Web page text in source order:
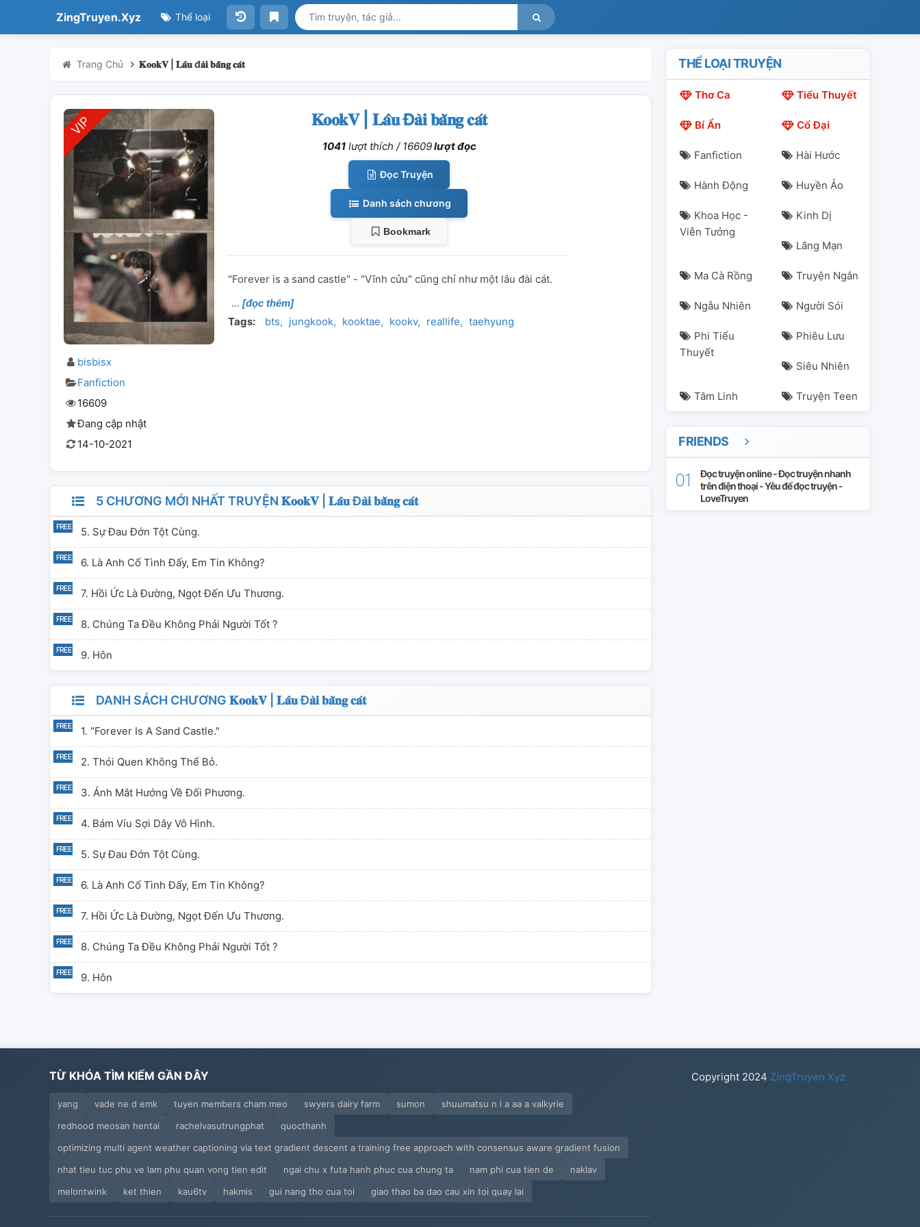
ZingTruyen.Xyz Thể loại
Trang Chủ 𝐊𝐨𝐨𝐤𝐕 | 𝐋𝐚̂𝐮 đ𝐚̀𝐢 𝐛𝐚̆̀𝐧𝐠 𝐜𝐚́𝐭
bisbisx
Fanfiction
16609
Đang cập nhật
14-10-2021
𝐊𝐨𝐨𝐤𝐕 | 𝐋𝐚̂𝐮 Đ𝐚̀𝐢 𝐛𝐚̆̀𝐧𝐠 𝐜𝐚́𝐭
1041lượt thích / 16609lượt đọc
Đọc Truyện
Danh sách chương
Bookmark
"Forever is a sand castle" - "Vĩnh cửu" cũng chỉ như một lâu đài cát.
[đọc thêm]
Tags: bts jungkook kooktae kookv reallife taehyung
5 CHƯƠNG MỚI NHẤT TRUYỆN 𝐊𝐨𝐨𝐤𝐕 | 𝐋𝐚̂𝐮 Đ𝐚̀𝐢 𝐛𝐚̆̀𝐧𝐠 𝐜𝐚́𝐭
5. Sự Đau Đớn Tột Cùng.
6. Là Anh Cố Tình Đấy, Em Tin Không?
7. Hồi Ức Là Đường, Ngọt Đến Ưu Thương.
8. Chúng Ta Đều Không Phải Người Tốt ?
9. Hôn
DANH SÁCH CHƯƠNG 𝐊𝐨𝐨𝐤𝐕 | 𝐋𝐚̂𝐮 Đ𝐚̀𝐢 𝐛𝐚̆̀𝐧𝐠 𝐜𝐚́𝐭
1. "Forever Is A Sand Castle."
2. Thói Quen Không Thể Bỏ.
3. Ánh Mắt Hướng Về Đối Phương.
4. Bám Víu Sợi Dây Vô Hình.
5. Sự Đau Đớn Tột Cùng.
6. Là Anh Cố Tình Đấy, Em Tin Không?
7. Hồi Ức Là Đường, Ngọt Đến Ưu Thương.
8. Chúng Ta Đều Không Phải Người Tốt ?
9. Hôn
THỂ LOẠI TRUYỆN
Thơ Ca Tiểu Thuyết
Bí Ẩn Cổ Đại
Fanfiction Hài Hước
Hành Động Huyền Ảo
Khoa Học -
Viễn Tưởng
Kinh Dị
Lãng Mạn
Ma Cà Rồng Truyện Ngắn
Ngẫu Nhiên Người Sói
Phi Tiểu
Thuyết
Phiêu Lưu
Siêu Nhiên
Tâm Linh Truyện Teen
FRIENDS
Đọc truyện online - Đọc truyện nhanh
trên điện thoại - Yêu để đọc truyện -
LoveTruyen
TỪ KHÓA TÌM KIẾM GẦN ĐÂY
yang vade ne d emk tuyen members cham meo swyers dairy farm sumon
shuumatsu n i a aa a valkyrie
redhood meosan hentai
rachelvasutrungphat
quocthanh
optimizing multi agent weather captioning via text gradient descent a training free approach with consensus aware gradient fusion
nhat tieu tuc phu ve lam phu quan vong tien edit
ngai chu x futa hanh phuc cua chung ta nam phi cua tien de
naklav
melontwink
ket thien kau6tv hakmis gui nang tho cua toi giao thao ba dao cau xin toi quay lai
Copyright 2024 ZingTruyen.Xyz